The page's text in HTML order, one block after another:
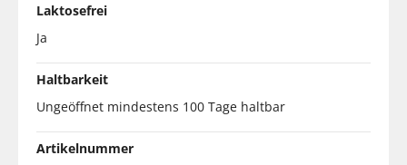
Laktosefrei
Ja
Haltbarkeit
Ungeöffnet mindestens 100 Tage haltbar
Artikelnummer